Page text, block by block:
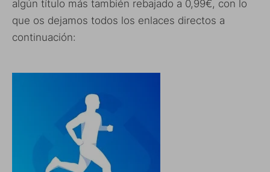
algún título más también rebajado a 0,99€, con lo
que os dejamos todos los enlaces directos a
continuación: